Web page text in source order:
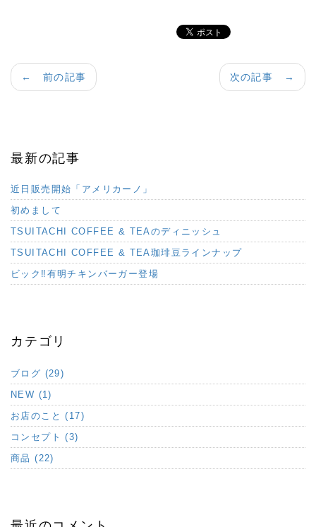
次の記事 →
← 前の記事
最新の記事
近日販売開始「アメリカーノ」
初めまして
TSUITACHI COFFEE & TEAのディニッシュ
TSUITACHI COFFEE & TEA珈琲豆ラインナップ
ビック‼︎有明チキンバーガー登場
カテゴリ
ブログ (29)
NEW (1)
お店のこと (17)
コンセプト (3)
商品 (22)